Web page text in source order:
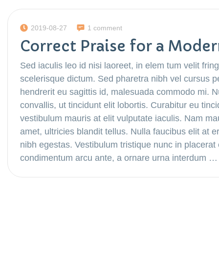
2019-08-27 1 comment
Correct Praise for a
Sed iaculis leo id nisi laoreet, in elem tum velit
scelerisque dictum. Sed pharetra nibh vel cursus
hendrerit eu sagittis id, malesuada commodo mi.
convallis, ut tincidunt elit lobortis. Curabitur eu
vestibulum mauris at elit vulputate iaculis. Nam
amet, ultricies blandit tellus. Nulla faucibus elit at
nibh egestas. Vestibulum tristique nunc in
condimentum arcu ante, a ornare urna interdum …